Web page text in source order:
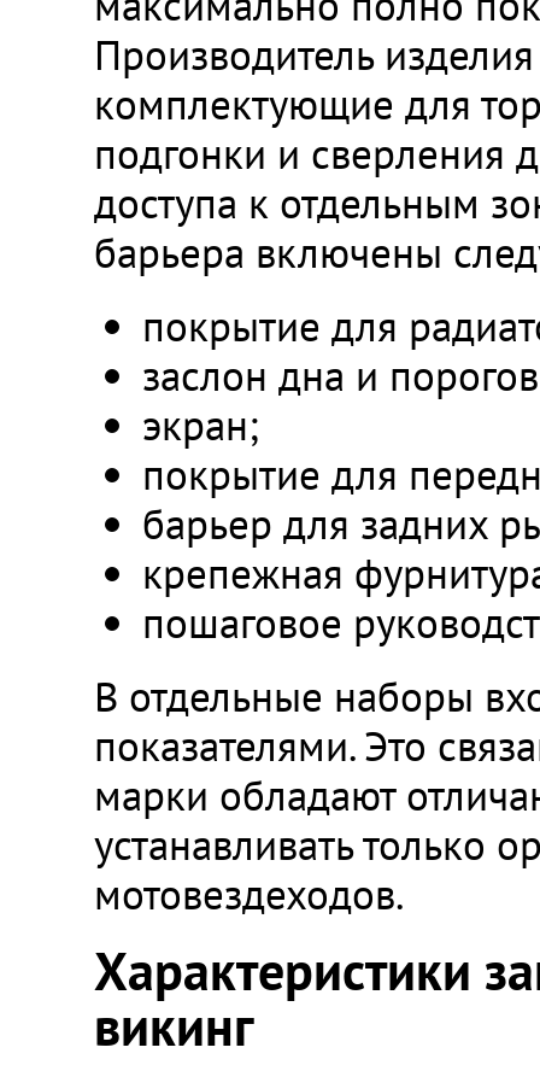
Производитель
комплектующие для
подгонки и сверления
доступа к отдельным
барьера включены
покрытие для
заслон дна и
экран;
покрытие для
барьер для задних
крепежная
пошаговое
В отдельные наборы
показателями. Это
марки обладают
устанавливать только
мотовездеходов.
Характеристики
викинг